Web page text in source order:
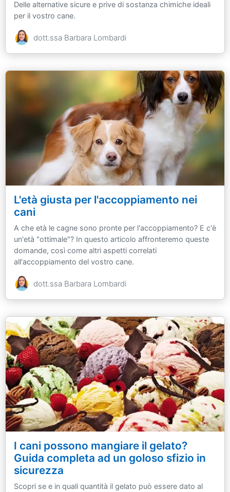
Delle alternative sicure e prive di sostanza chimiche ideali
per il vostro cane.
dott.ssa Barbara Lombardi
L'età giusta per l'accoppiamento nei
cani
A che età le cagne sono pronte per l'accoppiamento? E c'è
un'età "ottimale"? In questo articolo affronteremo queste
domande, così come altri aspetti correlati
all'accoppiamento del vostro cane.
dott.ssa Barbara Lombardi
I cani possono mangiare il gelato?
Guida completa ad un goloso sfizio in
sicurezza
Scopri se e in quali quantità il gelato può essere dato al